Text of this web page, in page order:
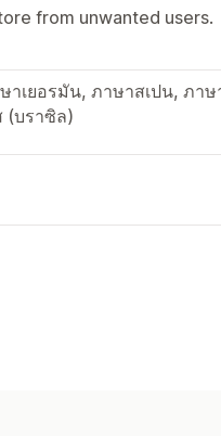
from unwanted users.
าเยอรมัน, ภาษาสเปน, ภา
(บราซิล)